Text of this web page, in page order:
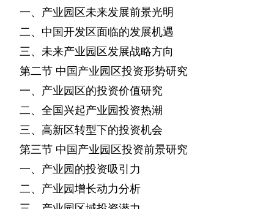
一、产业园区未来发展前景光明
二、中国开发区面临的发展机遇
三、未来产业园区发展战略方向
第二节 中国产业园区投资形势研究
一、产业园区的投资价值研究
二、全国兴起产业园投资热潮
三、高新区转型下的投资机会
第三节 中国产业园区投资前景研究
一、产业园的投资吸引力
二、产业园增长动力分析